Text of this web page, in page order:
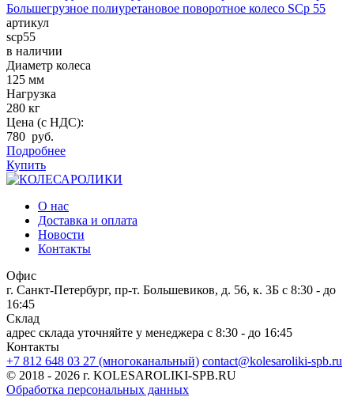
Большегрузное полиуретановое поворотное колесо SCp 55
артикул
scp55
в наличии
Диаметр колеса
125 мм
Нагрузка
280 кг
Цена (с НДС):
780 руб.
Подробнее
Купить
О нас
Доставка и оплата
Новости
Контакты
Офис
г. Санкт-Петербург, пр-т. Большевиков, д. 56, к. 3Б c 8:30 - до
16:45
Склад
адрес склада уточняйте у менеджера c 8:30 - до 16:45
Контакты
+7 812 648 03 27 (многоканальный) contact@kolesaroliki-spb.ru
© 2018 - 2026 г. KOLESAROLIKI-SPB.RU
Обработка персональных данных